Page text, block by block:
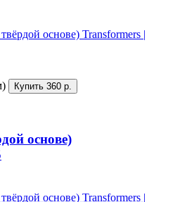
Купить 360 р.
основе)